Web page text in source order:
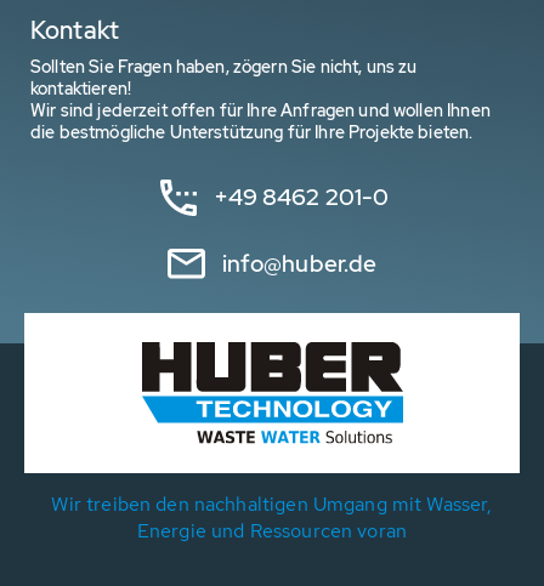
Kontakt
Sollten Sie Fragen haben, zögern Sie nicht, uns zu
kontaktieren!
Wir sind jederzeit offen für Ihre Anfragen und wollen Ihnen
die bestmögliche Unterstützung für Ihre Projekte bieten.
+49 8462 201-0
info@huber.de
Wir treiben den nachhaltigen Umgang mit Wasser,
Energie und Ressourcen voran